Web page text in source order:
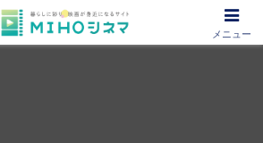
！あなたの映画図書館『MIHOシネマ』
メニュー